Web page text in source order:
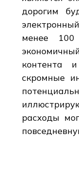
дорогим
менее 100
контента
скромные
расходы